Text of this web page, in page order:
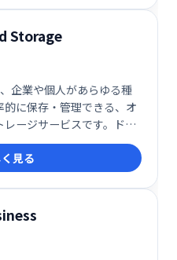
ンフラとして活用できま
Storage
企業や個人があらゆる種
に保存・管理できる、オ
ージサービスです。ドキ
像など、様々なデータを一
らアクセスできます。ス
タ量の変化にも柔軟に対
も備え、大切なデータを
。ビジネスの成長を支え
リューションです。
見る